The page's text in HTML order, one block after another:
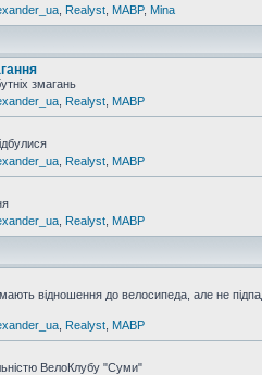
Realyst MABP, Mina
змагань
Realyst MABP
Realyst MABP
Realyst MABP
відношення до велосипеда, але не
Realyst MABP
ВелоКлубу "Суми"